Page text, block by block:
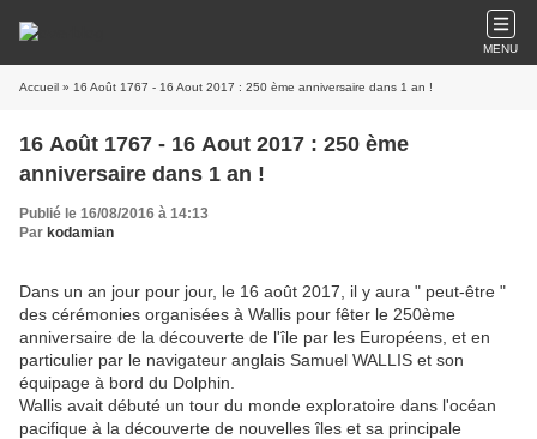
MENU
Accueil » 16 Août 1767 - 16 Aout 2017 : 250 ème anniversaire dans 1 an !
16 Août 1767 - 16 Aout 2017 : 250 ème
anniversaire dans 1 an !
Publié le 16/08/2016 à 14:13
Par kodamian
Dans un an jour pour jour, le 16 août 2017, il y aura " peut-être "
des cérémonies organisées à Wallis pour fêter le 250ème
anniversaire de la découverte de l'île par les Européens, et en
particulier par le navigateur anglais Samuel WALLIS et son
équipage à bord du Dolphin.
Wallis avait débuté un tour du monde exploratoire dans l'océan
pacifique à la découverte de nouvelles îles et sa principale